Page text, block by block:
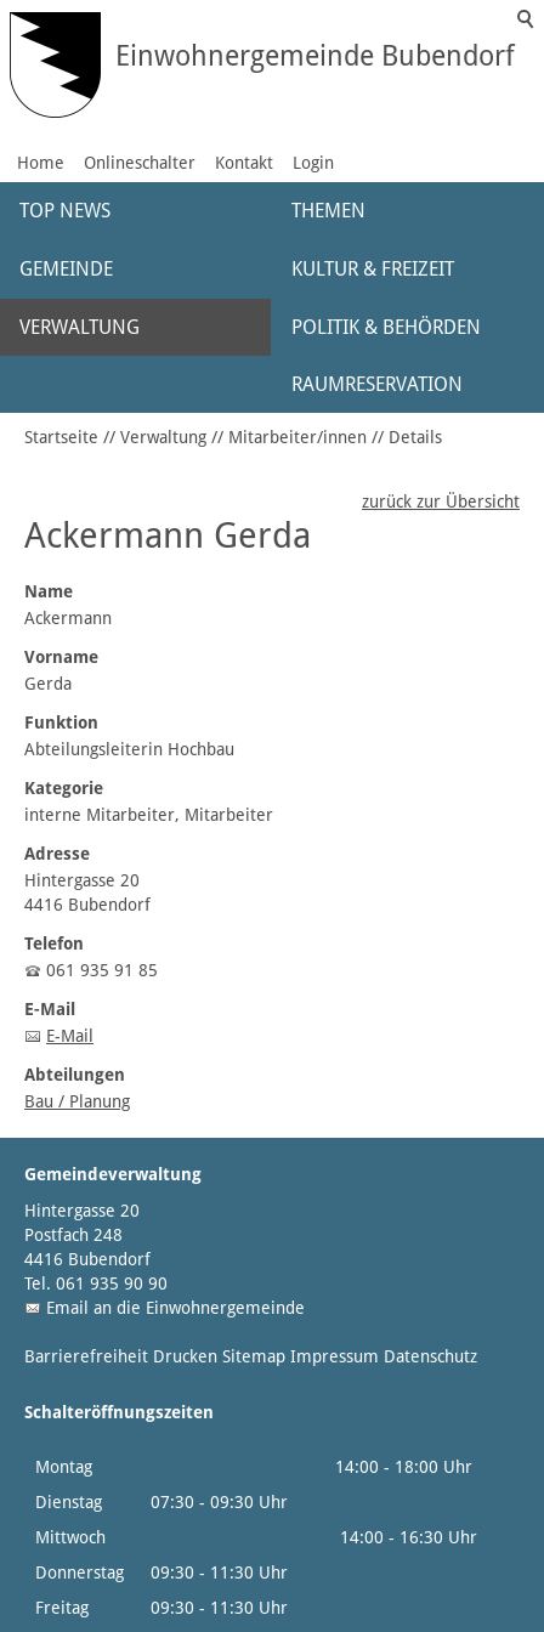
Einwohnergemeinde Bubendorf
Home Onlineschalter Kontakt Login
TOP NEWS THEMEN
GEMEINDE KULTUR & FREIZEIT
VERWALTUNG POLITIK & BEHÖRDEN
RAUMRESERVATION
Startseite Verwaltung Mitarbeiter/innen Details
zurück zur Übersicht
Ackermann Gerda
Name
Ackermann
Vorname
Gerda
Funktion
Abteilungsleiterin Hochbau
Kategorie
interne Mitarbeiter, Mitarbeiter
Adresse
Hintergasse 20
4416 Bubendorf
Telefon
061 935 91 85
E-Mail
E-Mail
Abteilungen
Bau / Planung
Gemeindeverwaltung
Hintergasse 20
Postfach 248
4416 Bubendorf
Tel. 061 935 90 90
Email an die Einwohnergemeinde
Barrierefreiheit Drucken Sitemap Impressum Datenschutz
Schalteröffnungszeiten
Montag
14:00 - 18:00 Uhr
Dienstag
07:30 - 09:30 Uhr
Mittwoch
14:00 - 16:30 Uhr
Donnerstag
09:30 - 11:30 Uhr
Freitag
09:30 - 11:30 Uhr